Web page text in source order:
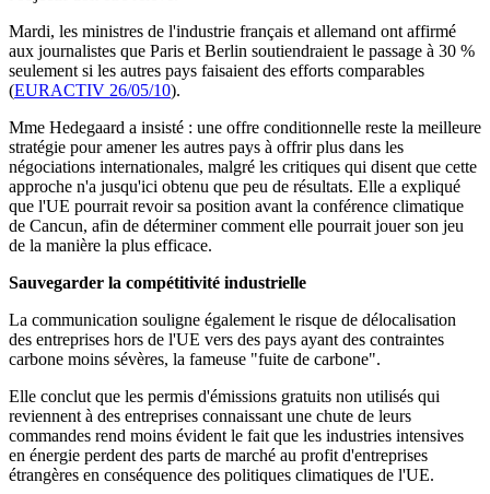
Mardi, les ministres de l'industrie français et allemand ont affirmé
aux journalistes que Paris et Berlin soutiendraient le passage à 30 %
seulement si les autres pays faisaient des efforts comparables
(EURACTIV 26/05/10).
Mme Hedegaard a insisté : une offre conditionnelle reste la meilleure
stratégie pour amener les autres pays à offrir plus dans les
négociations internationales, malgré les critiques qui disent que cette
approche n'a jusqu'ici obtenu que peu de résultats. Elle a expliqué
que l'UE pourrait revoir sa position avant la conférence climatique
de Cancun, afin de déterminer comment elle pourrait jouer son jeu
de la manière la plus efficace.
Sauvegarder la compétitivité industrielle
La communication souligne également le risque de délocalisation
des entreprises hors de l'UE vers des pays ayant des contraintes
carbone moins sévères, la fameuse "fuite de carbone".
Elle conclut que les permis d'émissions gratuits non utilisés qui
reviennent à des entreprises connaissant une chute de leurs
commandes rend moins évident le fait que les industries intensives
en énergie perdent des parts de marché au profit d'entreprises
étrangères en conséquence des politiques climatiques de l'UE.